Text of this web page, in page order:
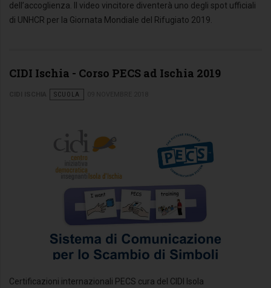
dell’accoglienza. Il video vincitore diventerà uno degli spot ufficiali
di UNHCR per la Giornata Mondiale del Rifugiato 2019.
CIDI Ischia - Corso PECS ad Ischia 2019
SCUOLA
Certificazioni internazionali PECS cura del CIDI Isola